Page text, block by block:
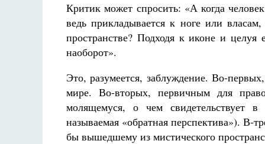
Критик может спросить: «А когда
ведь прикладывается к ноге или
пространстве? Подходя к иконе и
наоборот».
Это, разумеется, заблуждение. Во-
мире. Во-вторых, первичным для
молящемуся, о чем свидетельствует
называемая «обратная перспектива»). В-
бы вышедшему из мистического